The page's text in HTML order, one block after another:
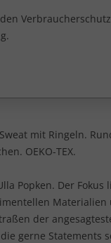
mit Ringeln.
OEKO-TEX.
Popken. Der
der
gerne Statements